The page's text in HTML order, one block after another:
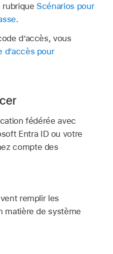
rubrique Scénarios pour
.
d’accès, vous
d’accès pour
fédérée avec
Entra ID ou votre
compte des
remplir les
matière de système